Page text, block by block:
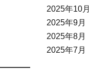
2025年10月
2025年9月
2025年8月
2025年7月